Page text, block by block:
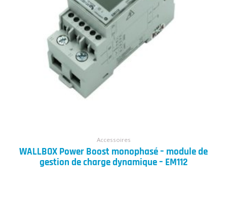
Accessoires
WALLBOX Power Boost monophasé – module de
gestion de charge dynamique – EM112